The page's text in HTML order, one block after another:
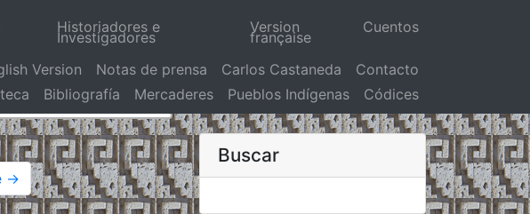
Historiadores e
Investigadores
Version
française
Cuentos
Version Notas de prensa Carlos Castaneda
Contacto
Bibliografía Mercaderes Pueblos Indígenas Códices
→
Buscar